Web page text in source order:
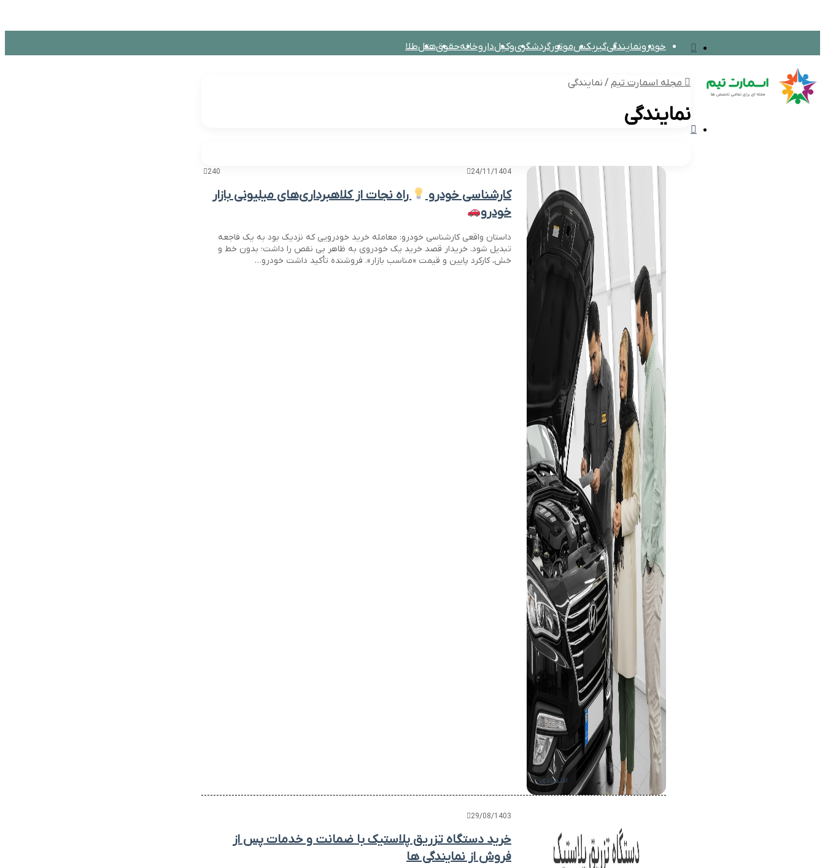
تغییر
پوسته
خودرونمایندگیگیربکسموتورگردشگریوکیلداروخانهحقوقهتلطلا
مجله اسمارت تیم / نمایندگی
نمایندگی
اقتصادی
24/11/1404
240
کارشناسی خودرو
راه نجات از کلاهبرداری‌های میلیونی بازار
خودرو
داستان واقعی کارشناسی خودرو: معامله خرید خودرویی که نزدیک بود به یک فاجعه
تبدیل شود. خریدار قصد خرید یک خودروی به ظاهر بی نقص را داشت؛ بدون خط و
خش، کارکرد پایین و قیمت «مناسب بازار». فروشنده تأکید داشت خودرو…
29/08/1403
خرید دستگاه تزریق پلاستیک با ضمانت و خدمات پس از
فروش از نمایندگی ها